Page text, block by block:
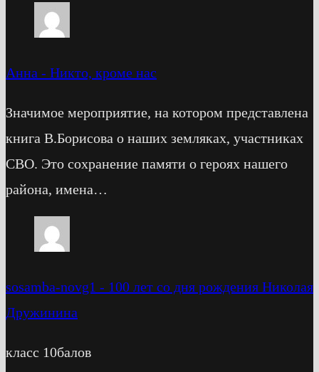
Анна - Никто, кроме нас
Значимое мероприятие, на котором представлена
книга В.Борисова о наших земляках, участниках
СВО. Это сохранение памяти о героях нашего
района, имена…
sosamba-novg1 - 100 лет со дня рождения Николая
Дружинина
класс 10балов